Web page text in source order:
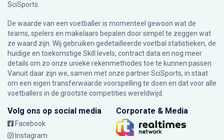
SciSports
De waarde van een voetballer is momenteel gewoon wat de
teams, spelers en makelaars bepalen door simpel te zeggen wat
ze waard zijn. Wij gebruiken gedetailleerde voetbal statistieken, de
huidige en toekomstige Skill levels, contract data en nog meer
details om zo onze unieke rekenmethodes toe te kunnen passen.
Vanuit daar zijn we, samen met onze partner SciSports, in staat
om een eigen transferwaarde voorspelling te doen en dat voor alle
voetballers in de grootste competities wereldwijd.
Volg ons op social media
Facebook
Instagram
Corporate & Media